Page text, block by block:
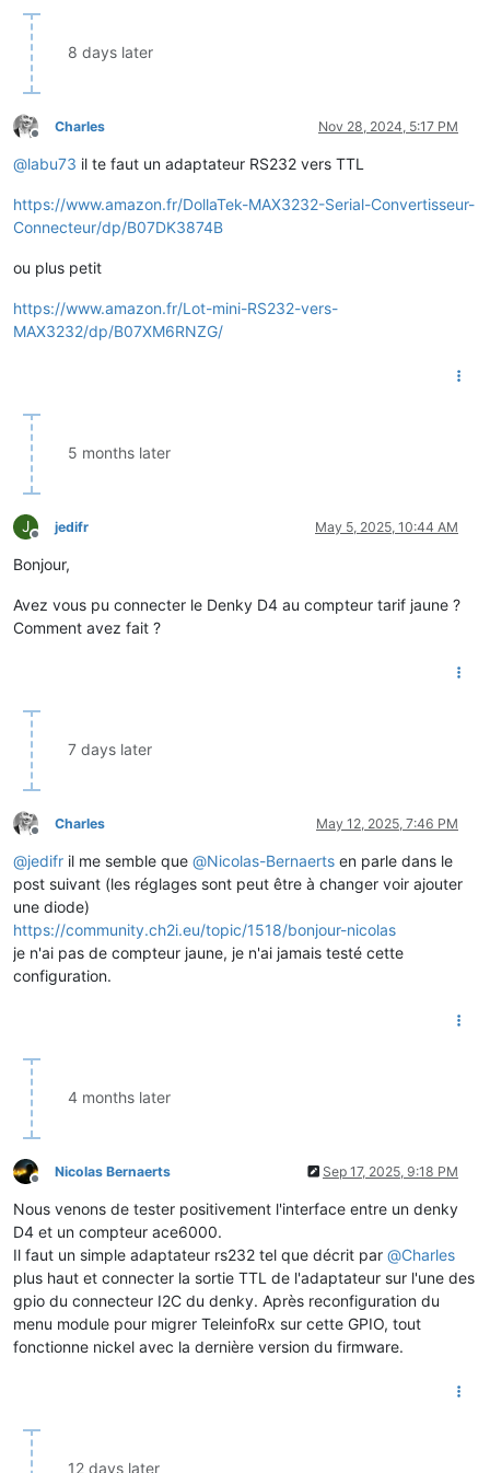
8 days later
Offline
Charles Nov 28, 2024, 5:17 PM
@labu73 il te faut un adaptateur RS232 vers TTL
https://www.amazon.fr/DollaTek-MAX3232-Serial-Convertisseur-
Connecteur/dp/B07DK3874B
ou plus petit
https://www.amazon.fr/Lot-mini-RS232-vers-
MAX3232/dp/B07XM6RNZG/
5 months later
J
Offline
jedifr May 5, 2025, 10:44 AM
Bonjour,
Avez vous pu connecter le Denky D4 au compteur tarif jaune ?
Comment avez fait ?
7 days later
Offline
Charles May 12, 2025, 7:46 PM
@jedifr il me semble que @Nicolas-Bernaerts en parle dans le
post suivant (les réglages sont peut être à changer voir ajouter
une diode)
https://community.ch2i.eu/topic/1518/bonjour-nicolas
je n'ai pas de compteur jaune, je n'ai jamais testé cette
configuration.
4 months later
Offline
Nicolas Bernaerts Sep 17, 2025, 9:18 PM
Nous venons de tester positivement l'interface entre un denky
D4 et un compteur ace6000.
Il faut un simple adaptateur rs232 tel que décrit par @Charles
plus haut et connecter la sortie TTL de l'adaptateur sur l'une des
gpio du connecteur I2C du denky. Après reconfiguration du
menu module pour migrer TeleinfoRx sur cette GPIO, tout
fonctionne nickel avec la dernière version du firmware.
12 days later